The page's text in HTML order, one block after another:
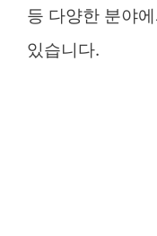
등 다양한 분야
있습니다.